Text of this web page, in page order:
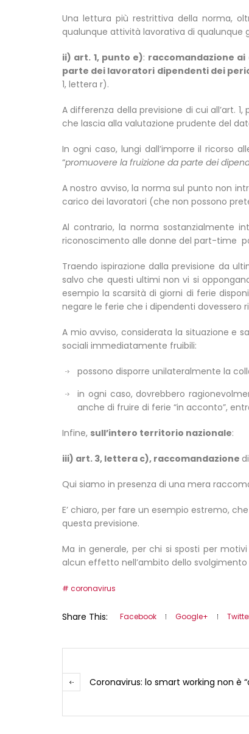
Una lettura più restrittiva della norma,
qualunque attività lavorativa di qualunque
ii) art. 1, punto e): raccomandazione
parte dei lavoratori dipendenti dei
1, lettera r).
A differenza della previsione di cui all’art.
che lascia alla valutazione prudente del
In ogni caso, lungi dall’imporre il ricorso
“promuovere la fruizione da parte dei
A nostro avviso, la norma sul punto non
carico dei lavoratori (che non possono
Al contrario, la norma sostanzialmente
riconoscimento alle donne del part-time
Traendo ispirazione dalla previsione da
salvo che questi ultimi non vi si
esempio la scarsità di giorni di ferie
negare le ferie che i dipendenti dovessero
A mio avviso, considerata la situazione e
sociali immediatamente fruibili:
possono disporre unilateralmente la
in ogni caso, dovrebbero
anche di fruire di ferie “in acconto”,
Infine, sull’intero territorio nazionale:
iii) art. 3, lettera c), raccomandazione di
Qui siamo in presenza di una mera
E’ chiaro, per fare un esempio estremo,
questa previsione.
Ma in generale, per chi si sposti per
alcun effetto nell’ambito dello
coronavirus
Share This: Facebook Google+
Coronavirus: lo smart working non è